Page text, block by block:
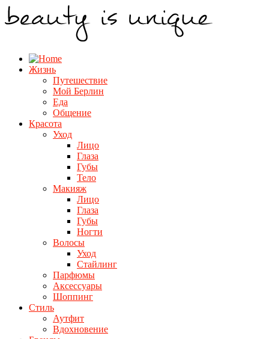
Жизнь
Путешествие
Мой Берлин
Еда
Общение
Красота
Уход
Лицо
Глаза
Губы
Тело
Макияж
Лицо
Глаза
Губы
Ногти
Волосы
Уход
Стайлинг
Парфюмы
Аксессуары
Шоппинг
Стиль
Аутфит
Вдохновение